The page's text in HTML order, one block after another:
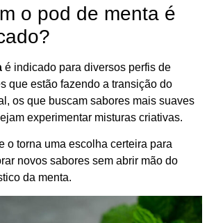
o pod de menta é
é indicado para diversos perfis de
que estão fazendo a transição do
os que buscam sabores mais suaves
experimentar misturas criativas.
o torna uma escolha certeira para
novos sabores sem abrir mão do
da menta.